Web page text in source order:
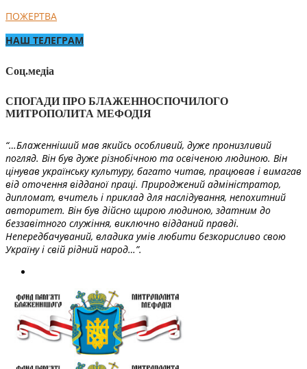
ПОЖЕРТВА
НАШ ТЕЛЕГРАМ
Соц.медіа
СПОГАДИ ПРО БЛАЖЕННОСПОЧИЛОГО
МИТРОПОЛИТА МЕФОДІЯ
“…Блаженніший мав якийсь особливий, дуже пронизливий
погляд. Він був дуже різнобічною та освіченою людиною. Він
цінував українську культуру, багато читав, працював і вимагав
від оточення відданої праці. Природжений адміністратор,
дипломат, вчитель і приклад для наслідування, непохитний
авторитет. Він був дійсно щирою людиною, здатним до
беззавітного служіння, виключно відданий правді.
Непередбачуваний, владика умів любити безкорисливо свою
Україну і свій рідний народ…”.